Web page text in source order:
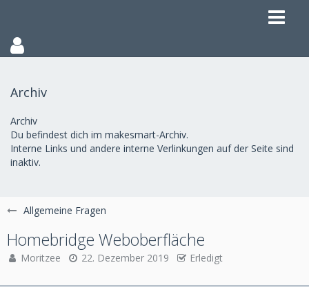
Archiv
Archiv
Du befindest dich im makesmart-Archiv.
Interne Links und andere interne Verlinkungen auf der Seite sind
inaktiv.
Allgemeine Fragen
Homebridge Weboberfläche
Moritzee 22. Dezember 2019 Erledigt